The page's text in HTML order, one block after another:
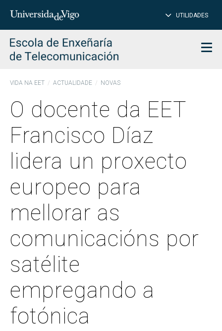
Introduce
para
buscar
UTILIDADES
VIDA NA EET ACTUALIDADE NOVAS
O docente da EET
Francisco Díaz
lidera un proxecto
europeo para
mellorar as
comunicacións por
satélite
empregando a
fotónica